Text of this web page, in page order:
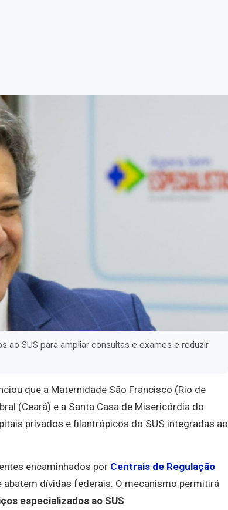
ao SUS para ampliar consultas e exames e reduzir
que a Maternidade São Francisco (Rio de
(Ceará) e a Santa Casa de Misericórdia do
privados e filantrópicos do SUS integradas ao
encaminhados por Centrais de Regulação
dívidas federais. O mecanismo permitirá
especializados ao SUS.